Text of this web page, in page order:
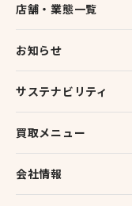
店舗・業態一覧
お知らせ
サステナビリティ
買取メニュー
会社情報